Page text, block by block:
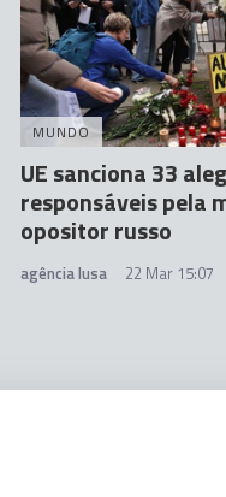
MUNDO
UE sanciona 33
responsáveis pela
opositor russo
agência lusa 22 Mar 15:07